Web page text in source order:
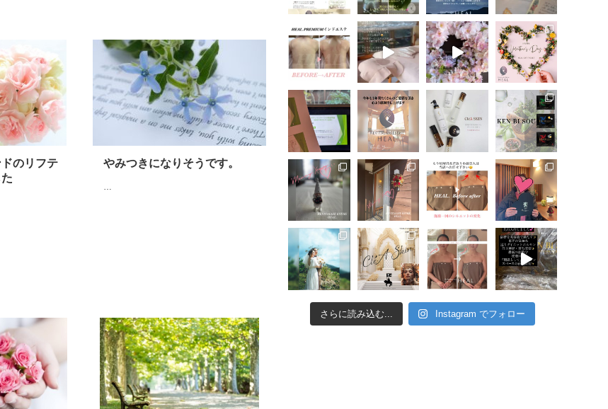
のリフテ
やみつきになりそうです。
…
さらに読み込む... Instagram でフォロー